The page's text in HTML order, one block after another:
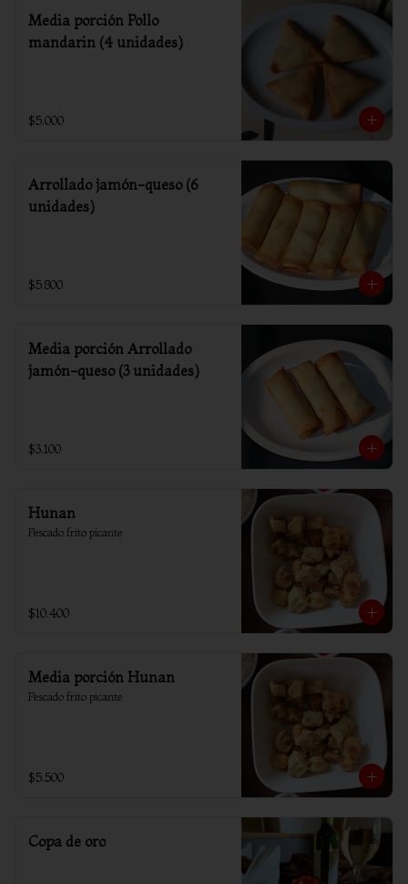
Media porción Pollo
mandarin (4 unidades)
$5.000
Arrollado jamón-queso (6
unidades)
$5.800
Media porción Arrollado
jamón-queso (3 unidades)
$3.100
Hunan
Pescado frito picante
$10.400
Media porción Hunan
Pescado frito picante
$5.500
Copa de oro